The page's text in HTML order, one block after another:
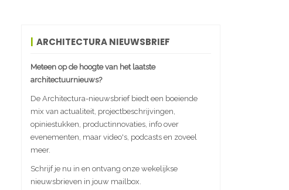
ARCHITECTURA NIEUWSBRIEF
Meteen op de hoogte van het laatste
architectuurnieuws?
De Architectura-nieuwsbrief biedt een boeiende
mix van actualiteit, projectbeschrijvingen,
opiniestukken, productinnovaties, info over
evenementen, maar video's, podcasts en zoveel
meer.
Schrijf je nu in en ontvang onze wekelijkse
nieuwsbrieven in jouw mailbox.